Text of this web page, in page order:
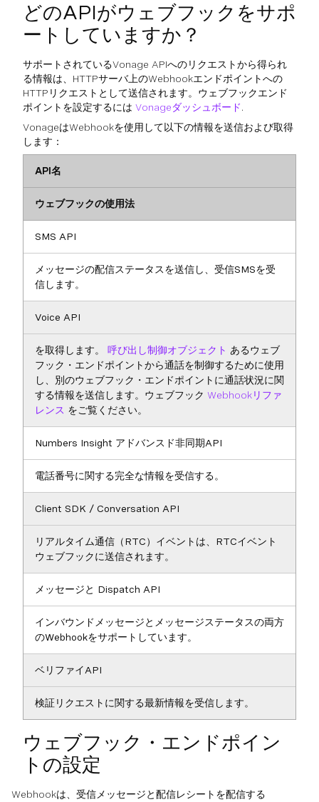
どのAPIがウェブフックをサポ
ートしていますか？
サポートされているVonage APIへのリクエストから得られ
る情報は、HTTPサーバ上のWebhookエンドポイントへの
HTTPリクエストとして送信されます。ウェブフックエンド
ポイントを設定するには Vonageダッシュボード.
VonageはWebhookを使用して以下の情報を送信および取得
します：
API名
ウェブフックの使用法
SMS API
メッセージの配信ステータスを送信し、受信SMSを受
信します。
Voice API
を取得します。 呼び出し制御オブジェクト あるウェブ
フック・エンドポイントから通話を制御するために使用
し、別のウェブフック・エンドポイントに通話状況に関
する情報を送信します。ウェブフック Webhookリファ
レンス をご覧ください。
Numbers Insight アドバンスド非同期API
電話番号に関する完全な情報を受信する。
Client SDK / Conversation API
リアルタイム通信（RTC）イベントは、RTCイベント
ウェブフックに送信されます。
メッセージと Dispatch API
インバウンドメッセージとメッセージステータスの両方
のWebhookをサポートしています。
ベリファイAPI
検証リクエストに関する最新情報を受信します。
ウェブフック・エンドポイン
トの設定
Webhookは、受信メッセージと配信レシートを配信する